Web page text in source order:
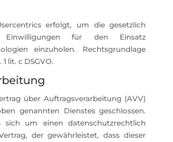
erfolgt, um die gesetzlich
Einwilligungen für den Einsatz
einzuholen. Rechtsgrundlage
lit. c DSGVO.
über Auftragsverarbeitung (AVV)
genannten Dienstes geschlossen.
sich um einen datenschutzrechtlich
der gewährleistet, dass dieser